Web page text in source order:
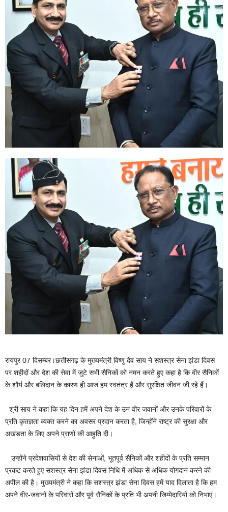
रायपुर 07 दिसम्बर।छत्तीसगढ़ के मुख्यमंत्री विष्णु देव साय ने सशस्त्र सेना झंडा दिवस
पर शहीदों और देश की सेवा में जुटे सभी सैनिकों को नमन करते हुए कहा है कि वीर सैनिकों
के शौर्य और बलिदान के कारण ही आज हम स्वतंत्र हैं और सुरक्षित जीवन जी रहे हैं।
श्री साय ने कहा कि यह दिन हमें अपने देश के उन वीर जवानों और उनके परिवारों के
प्रति कृतज्ञता व्यक्त करने का अवसर प्रदान करता है, जिन्होंने राष्ट्र की सुरक्षा और
अखंडता के लिए अपने प्राणों की आहुति दी।
उन्होंने प्रदेशवासियों से देश की सेनाओं, भूतपूर्व सैनिकों और शहीदों के प्रति सम्मान
प्रकट करते हुए सशस्त्र सेना झंडा दिवस निधि में अधिक से अधिक योगदान करने की
अपील की है। मुख्यमंत्री ने कहा कि सशस्त्र झंडा सेना दिवस हमें याद दिलाता है कि हम
अपने वीर-जवानों के परिवारों और पूर्व सैनिकों के प्रति भी अपनी जिम्मेदारियों को निभाएं।